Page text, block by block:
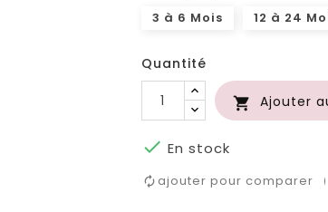
3 à 6 Mois 12 à 24
Quantité
 Ajouter
 En stock
ajouter pour comparer